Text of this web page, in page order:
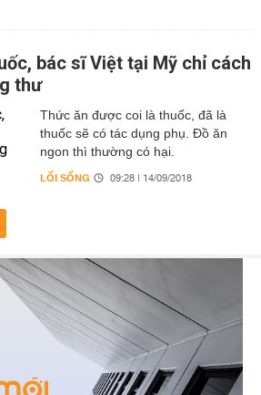
bác sĩ Việt tại Mỹ chỉ cách
thư
Thức ăn được coi là thuốc, đã là
thuốc sẽ có tác dụng phụ. Đồ ăn
ngon thì thường có hại.
LỐI SỐNG 09:28 | 14/09/2018